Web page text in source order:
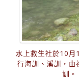
水上救生社於10月
行海訓、溪訓，由
訓。